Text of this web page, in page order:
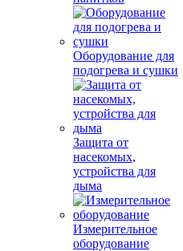
Оборудование для
подогрева и сушки
Защита от
насекомых,
устройства для
дыма
Измерительное
оборудование